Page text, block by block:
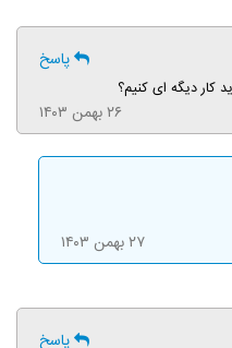
پاسخ
کار دیگه ای کنیم؟
۲۶ بهمن ۱۴۰۳
۲۷ بهمن ۱۴۰۳
پاسخ